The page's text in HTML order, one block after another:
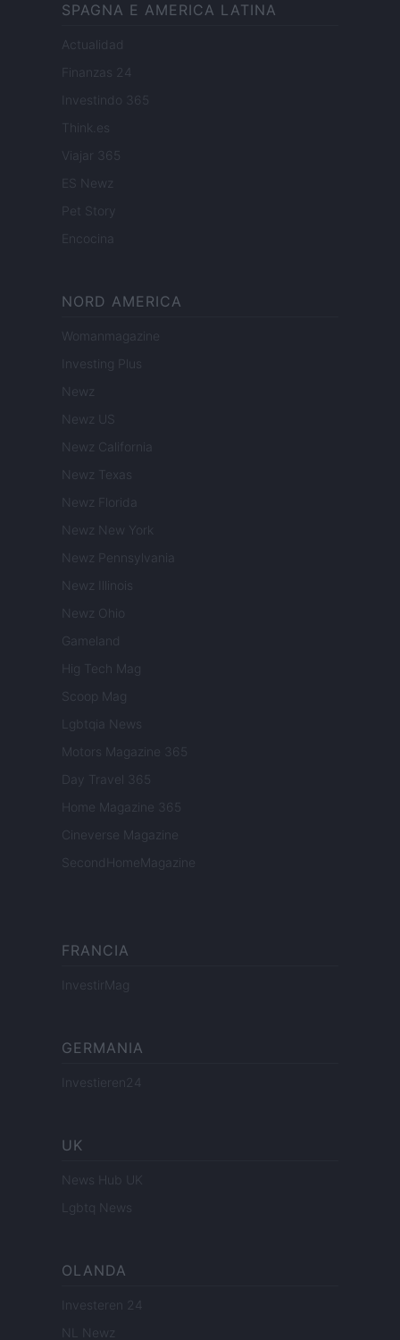
SPAGNA E AMERICA LATINA
Actualidad
Finanzas 24
Investindo 365
Think.es
Viajar 365
ES Newz
Pet Story
Encocina
NORD AMERICA
Womanmagazine
Investing Plus
Newz
Newz US
Newz California
Newz Texas
Newz Florida
Newz New York
Newz Pennsylvania
Newz Illinois
Newz Ohio
Gameland
Hig Tech Mag
Scoop Mag
Lgbtqia News
Motors Magazine 365
Day Travel 365
Home Magazine 365
Cineverse Magazine
SecondHomeMagazine
FRANCIA
InvestirMag
GERMANIA
Investieren24
UK
News Hub UK
Lgbtq News
OLANDA
Investeren 24
NL Newz